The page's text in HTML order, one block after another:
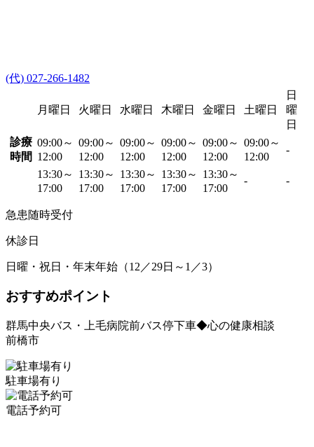
(代) 027-266-1482
月曜日 火曜日 水曜日 木曜日 金曜日 土曜日
日
曜
日
診療
時間
09:00～
12:00
09:00～
12:00
09:00～
12:00
09:00～
12:00
09:00～
12:00
09:00～
12:00
-
13:30～
17:00
13:30～
17:00
13:30～
17:00
13:30～
17:00
13:30～
17:00
- -
急患随時受付
休診日
日曜・祝日・年末年始（12／29日～1／3）
おすすめポイント
群馬中央バス・上毛病院前バス停下車◆心の健康相談
前橋市
駐車場有り
電話予約可